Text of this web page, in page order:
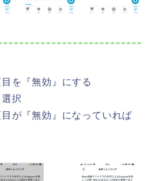
を『無効』にする
択
が『無効』になっていれば